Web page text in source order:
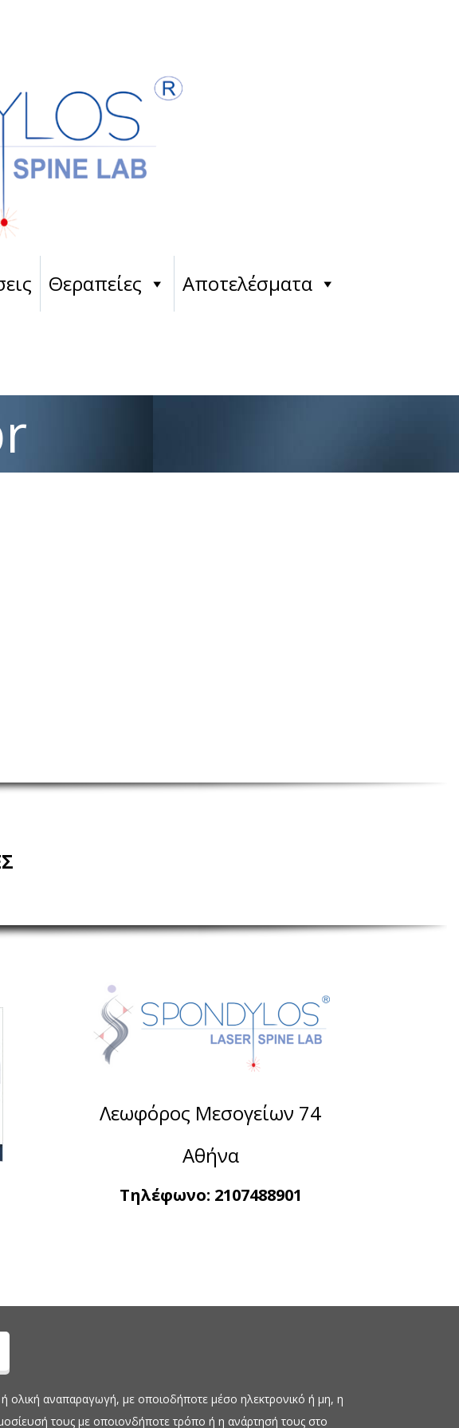
Θεραπείες Αποτελέσματα
Λεωφόρος Μεσογείων 74
Αθήνα
Τηλέφωνο: 2107488901
αναπαραγωγή, με οποιοδήποτε μέσο ηλεκτρονικό ή μη, η
τους με οποιονδήποτε τρόπο ή η ανάρτησή τους στο